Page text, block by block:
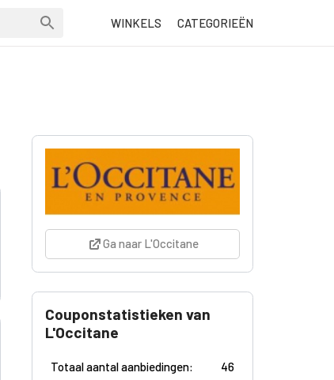
WINKELS CATEGORIEËN
Ga naar L'Occitane
Couponstatistieken van
L'Occitane
Totaal aantal aanbiedingen:
46